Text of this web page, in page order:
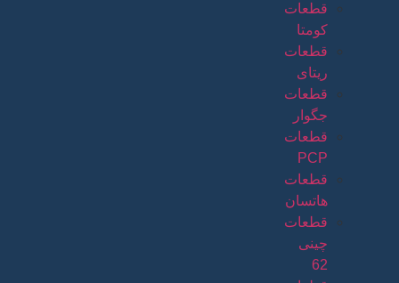
قطعات
کومتا
قطعات
ریتای
قطعات
جگوار
قطعات
PCP
قطعات
هاتسان
قطعات
چینی
62